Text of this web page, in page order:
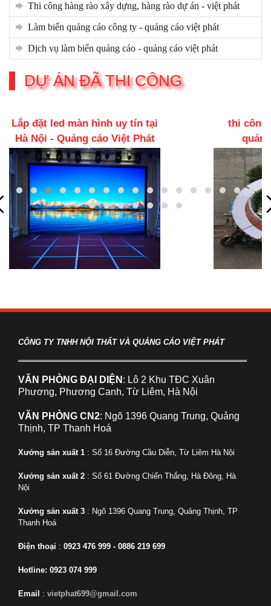
thi công hàng rào xây dựng, hàng rào dự án - việt phát
làm biển quảng cáo công ty - quảng cáo việt phát
dịch vụ làm biển quảng cáo - quảng cáo việt phát
DỰ ÁN ĐÃ THI CÔNG
thi công biển quảng cáo -
quảng cáo việt phát
Led
CÔNG TY TNHH NỘI THẤT VÀ QUẢNG CÁO VIỆT PHÁT
VĂN PHÒNG ĐẠI DIỆN : Lô 2 Khu TĐC Xuân
Phương, Phương Canh, Từ Liêm, Hà Nội
VĂN PHÒNG CN2: Ngõ 1396 Quang Trung, Quảng
Thịnh, TP Thanh Hoá
Xưởng sản xuất 1 : Số 16 Đường Cầu Diễn, Từ Liêm Hà Nội
Xưởng sản xuất 2 : Số 61 Đường Chiến Thắng, Hà Đông, Hà
Nội
Xưởng sản xuất 3 : Ngõ 1396 Quang Trung, Quảng Thịnh, TP
Thanh Hoá
Điện thoại : 0923 476 999 - 0886 219 699
Hotline: 0923 074 999
Email : vietphat699@gmail.com